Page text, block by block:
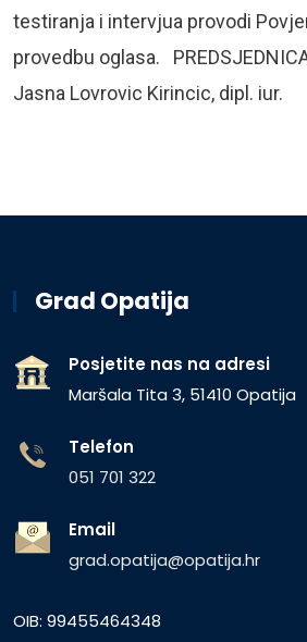
testiranja i intervjua provodi
provedbu oglasa.
Jasna Lovrovic Kirincic, dipl. iur.
Grad Opatija
Posjetite nas na adresi
Maršala Tita 3, 51410 Opatija
Telefon
051 701 322
Email
grad.opatija@opatija.hr
OIB: 99455464348